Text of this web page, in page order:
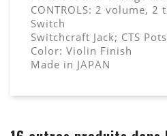
CONTROLS: 2 volume, 2
Switch
Switchcraft Jack; CTS Pots
Color: Violin Finish
Made in JAPAN